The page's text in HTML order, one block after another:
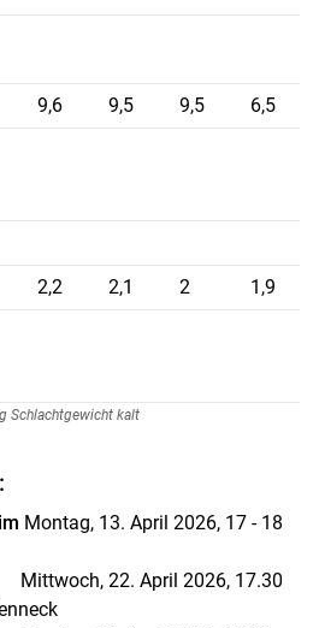
9,6 9,5 9,5
6,5
2,2
2,1 2
1,9
Schlachtgewicht kalt
Montag, 13. April 2026, 17 - 18
Mittwoch, 22. April 2026, 17.30